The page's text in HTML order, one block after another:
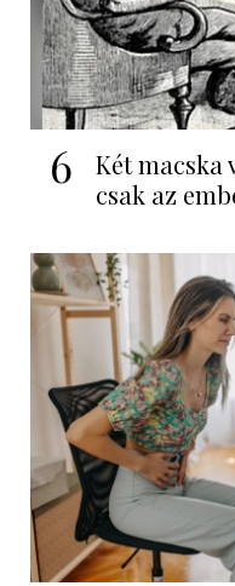
6
Két macska
csak az